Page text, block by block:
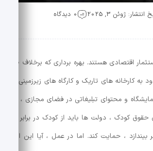
انتشار: ژوئن 3, 2025 0 دیدگاه
اقتصادی هستند. بهره برداری که برخلاف
به کارخانه های تاریک و کارگاه های زیرزمینی
و محتوای تبلیغاتی در فضای مجازی ،
طبق ماده 4 کنوانسیون حقوق کودک ، دولت ها باید از کودک
، حمایت کند. اما در عمل ، آیا این اصل در